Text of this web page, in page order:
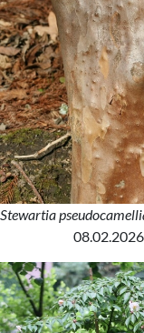
Stewartia
08.02.2026